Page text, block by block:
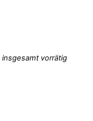
insgesamt vorrätig